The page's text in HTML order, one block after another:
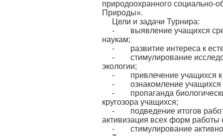
природоохранного социально-
Природы».
Цели и задачи Турнира:
- выявление учащихся
наукам;
- развитие интереса к
- стимулирование
экологии;
- привлечение учащихся к
- ознакомление учащихся с
- пропаганда
кругозора учащихся;
- подведение итогов
активизация всех форм работы
- стимулирование